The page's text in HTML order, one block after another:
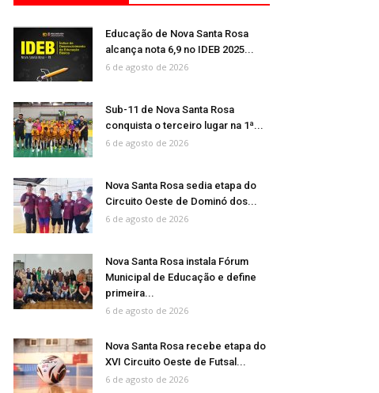
Educação de Nova Santa Rosa
alcança nota 6,9 no IDEB 2025...
6 de agosto de 2026
Sub-11 de Nova Santa Rosa
conquista o terceiro lugar na 1ª...
6 de agosto de 2026
Nova Santa Rosa sedia etapa do
Circuito Oeste de Dominó dos...
6 de agosto de 2026
Nova Santa Rosa instala Fórum
Municipal de Educação e define
primeira...
6 de agosto de 2026
Nova Santa Rosa recebe etapa do
XVI Circuito Oeste de Futsal...
6 de agosto de 2026